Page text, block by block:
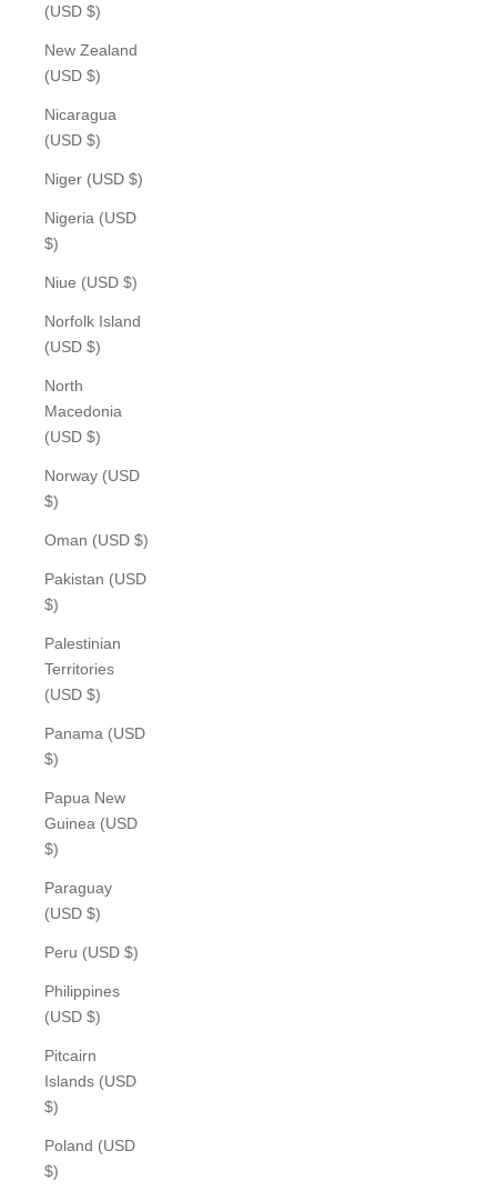
(USD $)
New Zealand
(USD $)
Nicaragua
(USD $)
Niger (USD $)
Nigeria (USD
$)
Niue (USD $)
Norfolk Island
(USD $)
North
Macedonia
(USD $)
Norway (USD
$)
Oman (USD $)
Pakistan (USD
$)
Palestinian
Territories
(USD $)
Panama (USD
$)
Papua New
Guinea (USD
$)
Paraguay
(USD $)
Peru (USD $)
Philippines
(USD $)
Pitcairn
Islands (USD
$)
Poland (USD
$)